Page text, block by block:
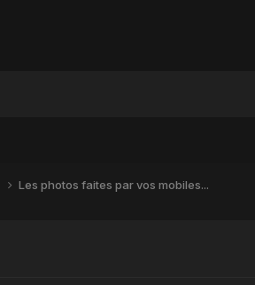
Les photos faites par vos mobiles...